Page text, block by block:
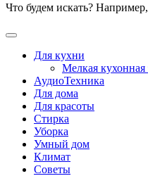
Что будем искать? Например,
Для кухни
Мелкая кухонная
АудиоТехника
Для дома
Для красоты
Стирка
Уборка
Умный дом
Климат
Советы